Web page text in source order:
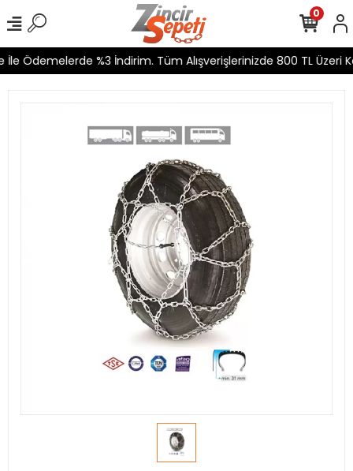
Ödemelerde %3 İndirim. Tüm Alışverişlerinizde 800 TL Üzeri
0